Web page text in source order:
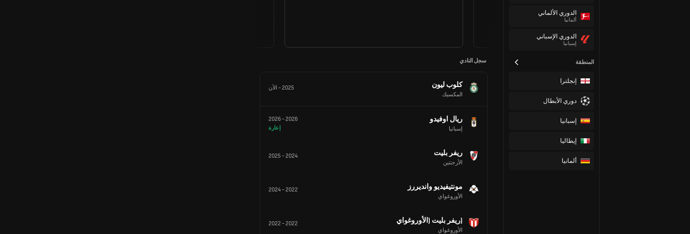
الدوري الألماني
ألمانيا
الدوري الإسباني
إسبانيا
المنطقة
إنجلترا
دوري الأبطال
إسبانيا
إيطاليا
ألمانيا
سجل النادي
كلوب ليون
المكسيك
2025
- الآن
ريال اوفيدو
إسبانيا
2026
-
2026
إعارة
ريفر بليت
الأرجنتين
2024
-
2025
مونتيفيديو وانديررز
الأوروغواي
2022
-
2024
(ريفر بليت (الأوروغواي
الأوروغواي
2022
-
2022